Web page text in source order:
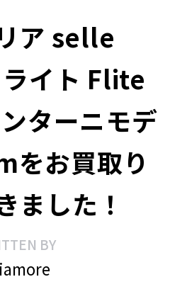
ア selle
イト Flite
ターニモデ
をお買取り
ました！
BY